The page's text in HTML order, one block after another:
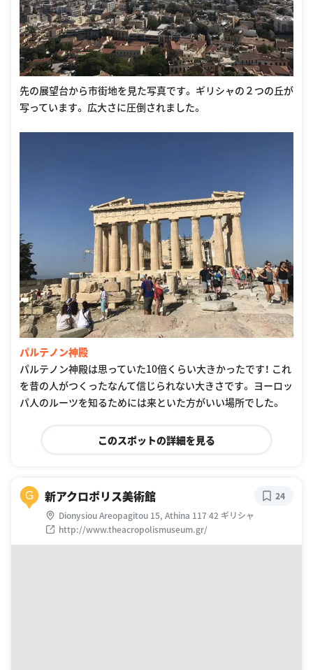
先の展望台から市街地を見た写真です。 ギリシャの２つの丘が
写っています。 広大さに圧倒されました。
パルテノン神殿
パルテノン神殿は思っていた10倍くらい大きかったです！ これ
を昔の人がつくったなんて信じられない大きさです。 ヨーロッ
パ人のルーツを知るためには来といた方がいい場所でした。
このスポットの詳細を見る
G 新アクロポリス美術館
Dionysiou Areopagitou 15, Athina 117 42 ギリシャ
http://www.theacropolismuseum.gr/
24